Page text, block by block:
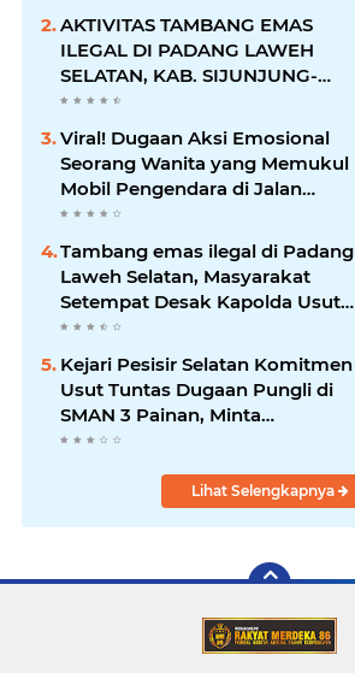
AKTIVITAS TAMBANG EMAS
ILEGAL DI PADANG LAWEH
SELATAN, KAB. SIJUNJUNG-
SUMBAR SEMAKIN
MERAJALELA
Viral! Dugaan Aksi Emosional
Seorang Wanita yang Memukul
Mobil Pengendara di Jalan
Khatib Sulaiman
Tambang emas ilegal di Padang
Laweh Selatan, Masyarakat
Setempat Desak Kapolda Usut
Tuntas
Kejari Pesisir Selatan Komitmen
Usut Tuntas Dugaan Pungli di
SMAN 3 Painan, Minta
Inspektorat Sumbar Lakukan
Lihat Selengkapnya